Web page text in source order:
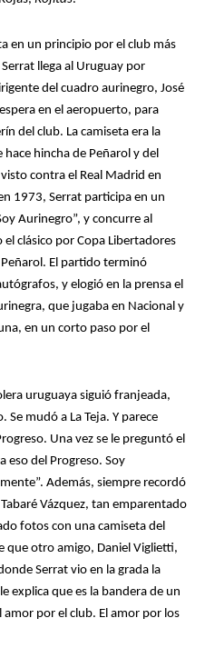
nota capaz
de catalán.
una canción en
Érase una
la letra dice
Moreno i
capaz
apellido del
crack del
El resto son
una legendaria
de un Barcelona
las “5 copas”. Y
recuerda en esa
nota capaz
de catalán.
una canción en
Érase una
la letra dice
Moreno i
capaz
apellido del
crack del
El resto son
una legendaria
de un Barcelona
las “5 copas”. Y
recuerda en esa
en un principio por el club más
llega al Uruguay por
del cuadro aurinegro, José
en el aeropuerto, para
del club. La camiseta era la
hincha de Peñarol y del
contra el Real Madrid en
1973, Serrat participa en un
Aurinegro”, y concurre al
clásico por Copa Libertadores
El partido terminó
y elogió en la prensa el
que jugaba en Nacional y
en un corto paso por el
uruguaya siguió franjeada,
mudó a La Teja. Y parece
Una vez se le preguntó el
eso del Progreso. Soy
Además, siempre recordó
Vázquez, tan emparentado
fotos con una camiseta del
que otro amigo, Daniel Viglietti,
Serrat vio en la grada la
explica que es la bandera de un
amor por el club. El amor por los